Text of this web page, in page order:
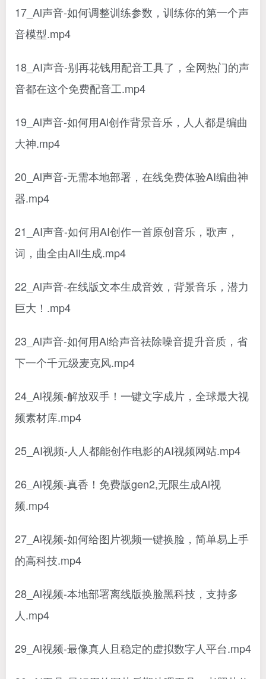
17_Al声音-如何调整训练参数，训练你的第一个声
音模型.mp4
18_AI声音-别再花钱用配音工具了，全网热门的声
音都在这个免费配音工.mp4
19_Al声音-如何用Al创作背景音乐，人人都是编曲
大神.mp4
20_Al声音-无需本地部署，在线免费体验AI编曲神
器.mp4
21_AI声音-如何用AI创作一首原创音乐，歌声，
词，曲全由AIl生成.mp4
22_Al声音-在线版文本生成音效，背景音乐，潜力
巨大！.mp4
23_Al声音-如何用Al给声音祛除噪音提升音质，省
下一个千元级麦克风.mp4
24_Al视频-解放双手！一键文字成片，全球最大视
频素材库.mp4
25_AI视频-人人都能创作电影的AI视频网站.mp4
26_Al视频-真香！免费版gen2,无限生成Al视
频.mp4
27_Al视频-如何给图片视频一键换脸，简单易上手
的高科技.mp4
28_Al视频-本地部署离线版换脸黑科技，支持多
人.mp4
29_Al视频-最像真人且稳定的虚拟数字人平台.mp4